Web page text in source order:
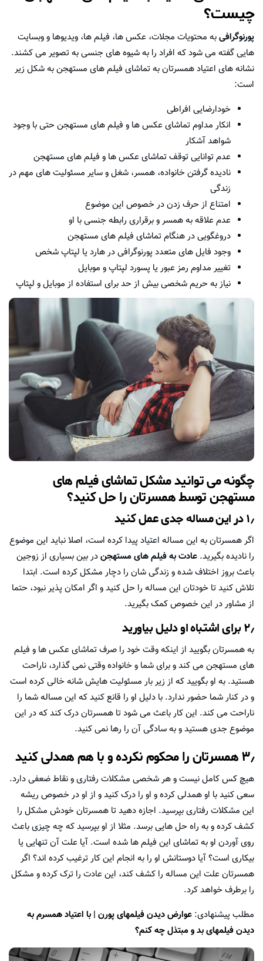
چیست؟
پورنوگرافیبه محتویات مجلات، عکس ها، فیلم ها، ویدیوها و وبسایت
هایی گفته می شود که افراد را به شیوه های جنسی به تصویر می کشند.
نشانه های اعتیاد همسرتان به تماشای فیلم های مستهجن به شکل زیر
است:
خودارضایی افراطی
انکار مداوم تماشای عکس ها و فیلم های مستهجن حتی با وجود
شواهد آشکار
عدم توانایی توقف تماشای عکس ها و فیلم های مستهجن
نادیده گرفتن خانواده، همسر، شغل و سایر مسئولیت های مهم در
زندگی
امتناع از حرف زدن در خصوص این موضوع
عدم علاقه به همسر و برقراری رابطه جنسی با او
دروغگویی در هنگام تماشای فیلم های مستهجن
وجود فایل های متعدد پورنوگرافی در هارد یا لپتاپ شخص
تغییر مداوم رمز عبور یا پسورد لپتاپ و موبایل
نیاز به حریم شخصی بیش از حد برای استفاده از موبایل و لپتاپ
چگونه می توانید مشکل تماشای فیلم های
مستهجن توسط همسرتان را حل کنید؟
۱٫ در این مساله جدی عمل کنید
اگر همسرتان به این مساله اعتیاد پیدا کرده است، اصلا نباید این موضوع
را نادیده بگیرید. عادت به فیلم های مستهجندر بین بسیاری از زوجین
باعث بروز اختلاف شده و زندگی شان را دچار مشکل کرده است. ابتدا
تلاش کنید تا خودتان این مساله را حل کنید و اگر امکان پذیر نبود، حتما
از مشاور در این خصوص کمک بگیرید.
۲٫ برای اشتباه او دلیل بیاورید
به همسرتان بگویید از اینکه وقت خود را صرف تماشای عکس ها و فیلم
های مستهجن می کند و برای شما و خانواده وقتی نمی گذارد، ناراحت
هستید. به او بگویید که از زیر بار مسئولیت هایش شانه خالی کرده است
و در کنار شما حضور ندارد. با دلیل او را قانع کنید که این مساله شما را
ناراحت می کند. این کار باعث می شود تا همسرتان درک کند که در این
موضوع جدی هستید و به سادگی آن را رها نمی کنید.
۳٫ همسرتان را محکوم نکرده و با هم همدلی کنید
هیچ کس کامل نیست و هر شخصی مشکلات رفتاری و نقاط ضعفی دارد.
سعی کنید با او همدلی کرده و او را درک کنید و از او در خصوص ریشه
این مشکلات رفتاری بپرسید. اجازه دهید تا همسرتان خودش مشکل را
کشف کرده و به راه حل هایی برسد. مثلا از او بپرسید که چه چیزی باعث
روی آوردن او به تماشای این فیلم ها شده است. آیا علت آن تنهایی یا
بیکاری است؟ آیا دوستانش او را به انجام این کار ترغیب کرده اند؟ اگر
همسرتان علت این مساله را کشف کند، این عادت را ترک کرده و مشکل
را برطرف خواهد کرد.
مطلب پیشنهادی: عوارض دیدن فیلمهای پورن | با اعتیاد همسرم به
دیدن فیلمهای بد و مبتذل چه کنم؟